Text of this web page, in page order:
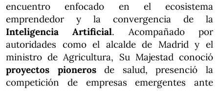
encuentro enfocado en el ecosistema
emprendedor y la convergencia de la
Inteligencia Artificial. Acompañado por
autoridades como el alcalde de Madrid y el
ministro de Agricultura, Su Majestad conoció
proyectos pionerosde salud, presenció la
competición de empresas emergentes ante